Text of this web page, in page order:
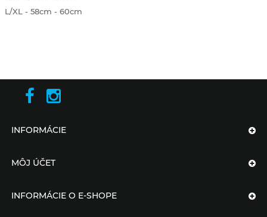
L/XL - 58cm - 60cm
INFORMÁCIE
MÔJ ÚČET
INFORMÁCIE O E-SHOPE